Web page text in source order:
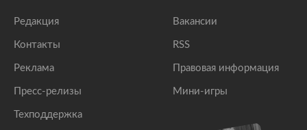
Редакция
Контакты
Реклама
Пресс-релизы
Техподдержка
Вакансии
RSS
Правовая информация
Мини-игры